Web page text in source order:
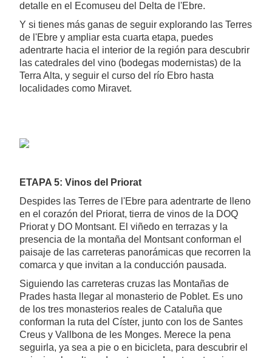
detalle en el Ecomuseu del Delta de l'Ebre.
Y si tienes más ganas de seguir explorando las Terres
de l'Ebre y ampliar esta cuarta etapa, puedes
adentrarte hacia el interior de la región para descubrir
las catedrales del vino (bodegas modernistas) de la
Terra Alta, y seguir el curso del río Ebro hasta
localidades como Miravet.
ETAPA 5: Vinos del Priorat
Despides las Terres de l'Ebre para adentrarte de lleno
en el corazón del Priorat, tierra de vinos de la DOQ
Priorat y DO Montsant. El viñedo en terrazas y la
presencia de la montaña del Montsant conforman el
paisaje de las carreteras panorámicas que recorren la
comarca y que invitan a la conducción pausada.
Siguiendo las carreteras cruzas las Montañas de
Prades hasta llegar al monasterio de Poblet. Es uno
de los tres monasterios reales de Cataluña que
conforman la ruta del Císter, junto con los de Santes
Creus y Vallbona de les Monges. Merece la pena
seguirla, ya sea a pie o en bicicleta, para descubrir el